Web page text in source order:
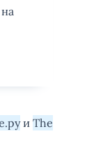
и The